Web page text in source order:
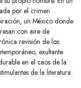
por el crimen
un México donde
con aire de
revisión de los
exultante
en el caos de la
de la literatura